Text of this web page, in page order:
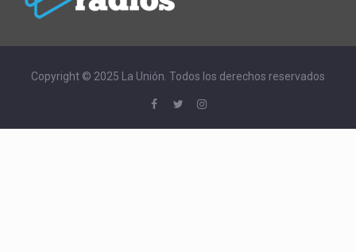
Copyright © 2025 La Unión. Todos los derechos reservados